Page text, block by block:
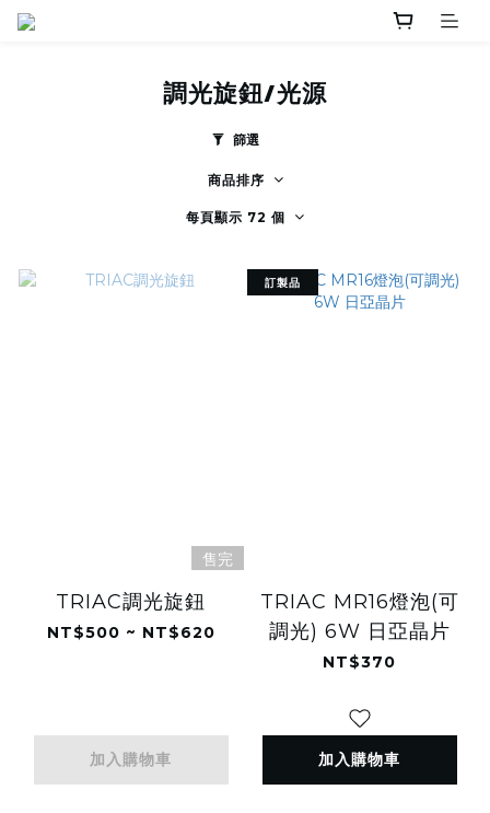
調光旋鈕/光源
篩選
商品排序
每頁顯示 72 個
售完
TRIAC調光旋鈕
NT$500 ~ NT$620
加入購物車
訂製品
TRIAC MR16燈泡(可
調光) 6W 日亞晶片
NT$370
加入購物車